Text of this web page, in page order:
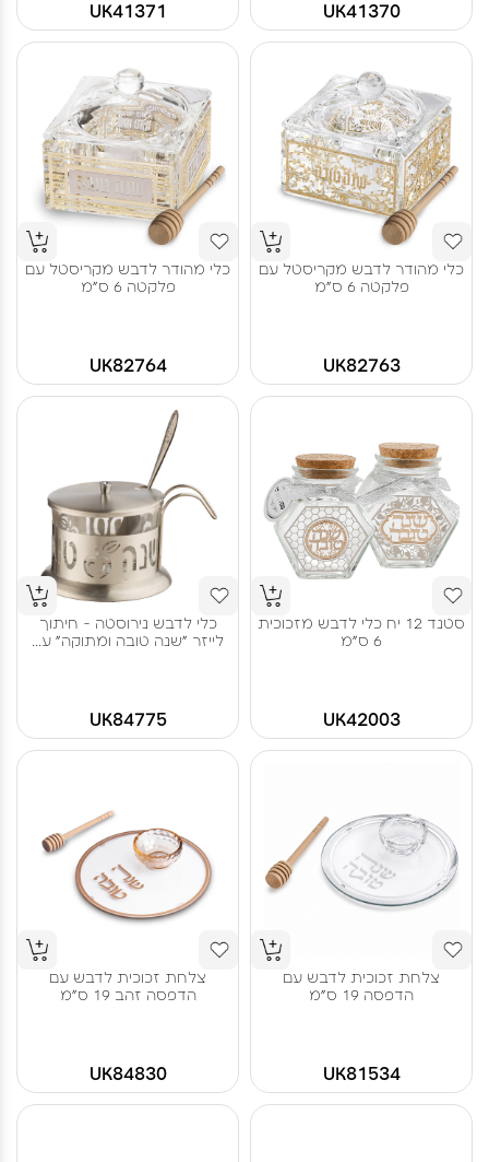
UK41370
UK41371
כלי מהודר לדבש מקריסטל עם
פלקטה 6 ס"מ
UK82763
כלי מהודר לדבש מקריסטל עם
פלקטה 6 ס"מ
UK82764
סטנד 12 יח כלי לדבש מזכוכית
6 ס"מ
UK42003
כלי לדבש נירוסטה - חיתוך
לייזר "שנה טובה ומתוקה" ע...
UK84775
צלחת זכוכית לדבש עם
הדפסה 19 ס"מ
UK81534
צלחת זכוכית לדבש עם
הדפסה זהב 19 ס"מ
UK84830